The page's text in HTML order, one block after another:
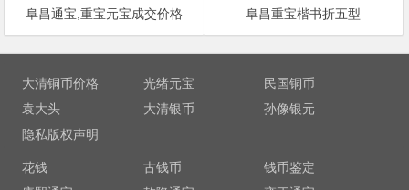
阜昌通宝,重宝元宝成交价格
阜昌重宝楷书折五型
文
大清铜币价格 光绪元宝
民国铜币
袁大头
大清银币
孙像银元
隐私版权声明
花钱 古钱币
钱币鉴定